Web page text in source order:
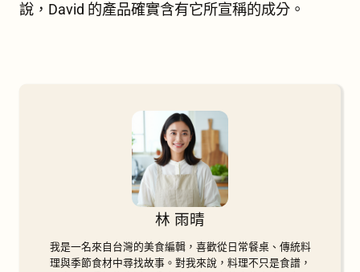
說，David 的產品確實含有它所宣稱的成分。
林 雨晴
我是一名來自台灣的美食編輯，喜歡從日常餐桌、傳統料
理與季節食材中尋找故事。對我來說，料理不只是食譜，